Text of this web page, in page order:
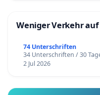
Weniger Verkehr
74 Unterschriften
34 Unterschriften / 30
2 Jul 2026